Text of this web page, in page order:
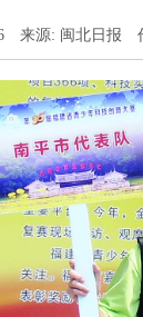
来源: 闽北日报